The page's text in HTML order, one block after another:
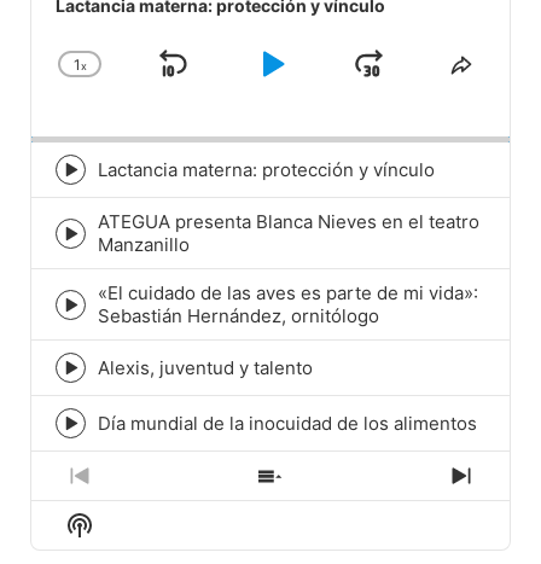
Player
Lactancia materna: protección y vínculo
Change
1x
Skip
Play
JumpShare
Episode
play
icon
Lactancia materna: protección y vínculo
Episode
play
icon
ATEGUA presenta Blanca Nieves en el teatro
Manzanillo
Episode
play
icon
«El cuidado de las aves es parte de mi vida»:
Sebastián Hernández, ornitólogo
Episode
play
icon
Alexis, juventud y talento
Episode
play
icon
Día mundial de la inocuidad de los alimentos
Previous
Episode
Show
Episodes
Next
Show
Podcast